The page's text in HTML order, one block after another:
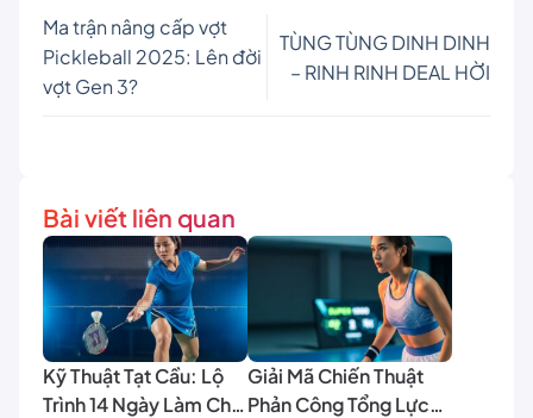
Ma trận nâng cấp vợt
Pickleball 2025: Lên đời
vợt Gen 3?
TÙNG TÙNG DINH DINH
– RINH RINH DEAL HỜI
Bài viết liên quan
Kỹ Thuật Tạt Cầu: Lộ
Trình 14 Ngày Làm Chủ
Giải Mã Chiến Thuật
Phản Công Tổng Lực